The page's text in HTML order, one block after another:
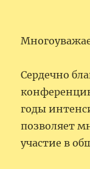
Сердечно
годы
позволяет
участие в